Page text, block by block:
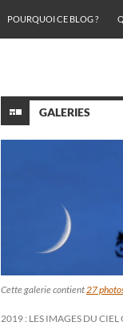
POURQUOI CE BLOG ?
GALERIES
Cette galerie contient27
2019 : LES IMAGES DU CIEL